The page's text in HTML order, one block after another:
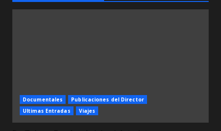
Documentales
Publicaciones del Director
Ultimas Entradas
Viajes